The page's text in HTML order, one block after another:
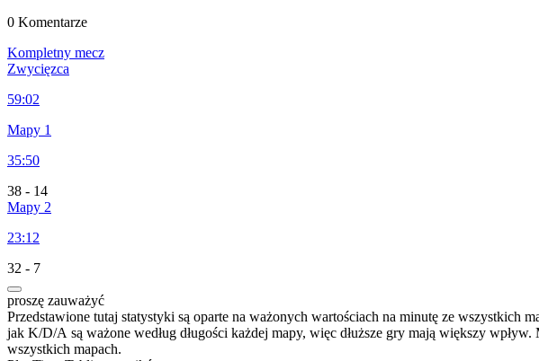
0 Komentarze
Kompletny mecz
Zwycięzca
59:02
Mapy 1
35:50
38 - 14
Mapy 2
23:12
32 - 7
proszę zauważyć
Przedstawione tutaj statystyki są oparte na ważonych wartościach na minutę ze wszystkich
jak K/D/A są ważone według długości każdej mapy, więc dłuższe gry mają większy
wszystkich mapach.